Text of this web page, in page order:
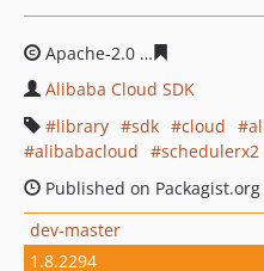
Apache-2.0
Alibaba Cloud SDK
library
sdk cloud
alibabacloud
schedulerx2
Published on
dev-master
1.8.2294